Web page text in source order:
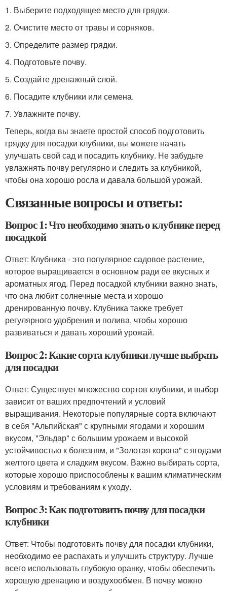
1. Выберите подходящее место для грядки.
2. Очистите место от травы и сорняков.
3. Определите размер грядки.
4. Подготовьте почву.
5. Создайте дренажный слой.
6. Посадите клубники или семена.
7. Увлажните почву.
Теперь, когда вы знаете простой способ подготовить
грядку для посадки клубники, вы можете начать
улучшать свой сад и посадить клубнику. Не забудьте
увлажнять почву регулярно и следить за клубникой,
чтобы она хорошо росла и давала большой урожай.
Связанные вопросы и ответы:
Вопрос 1: Что необходимо знать о клубнике перед
посадкой
Ответ: Клубника - это популярное садовое растение,
которое выращивается в основном ради ее вкусных и
ароматных ягод. Перед посадкой клубники важно знать,
что она любит солнечные места и хорошо
дренированную почву. Клубника также требует
регулярного удобрения и полива, чтобы хорошо
развиваться и давать хороший урожай.
Вопрос 2: Какие сорта клубники лучше выбрать
для посадки
Ответ: Существует множество сортов клубники, и выбор
зависит от ваших предпочтений и условий
выращивания. Некоторые популярные сорта включают
в себя "Альпийская" с крупными ягодами и хорошим
вкусом, "Эльдар" с большим урожаем и высокой
устойчивостью к болезням, и "Золотая корона" с ягодами
желтого цвета и сладким вкусом. Важно выбирать сорта,
которые хорошо приспособлены к вашим климатическим
условиям и требованиям к уходу.
Вопрос 3: Как подготовить почву для посадки
клубники
Ответ: Чтобы подготовить почву для посадки клубники,
необходимо ее распахать и улучшить структуру. Лучше
всего использовать глубокую оранку, чтобы обеспечить
хорошую дренацию и воздухообмен. В почву можно